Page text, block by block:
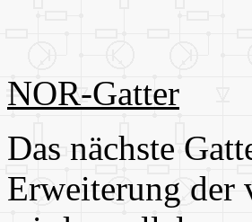
NOR-Gatter
Das nächste
Erweiterung der